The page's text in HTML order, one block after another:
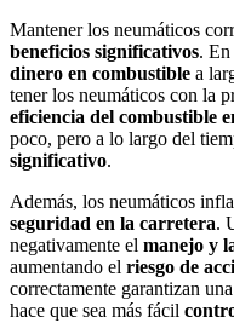
Mantener los neumáticos
beneficios significativos. En
dinero en combustible a
tener los neumáticos con la
eficiencia del combustible
poco, pero a lo largo del
significativo.
Además, los neumáticos
seguridad en la carretera.
negativamente el manejo y
aumentando el riesgo de
correctamente garantizan una
hace que sea más fácil